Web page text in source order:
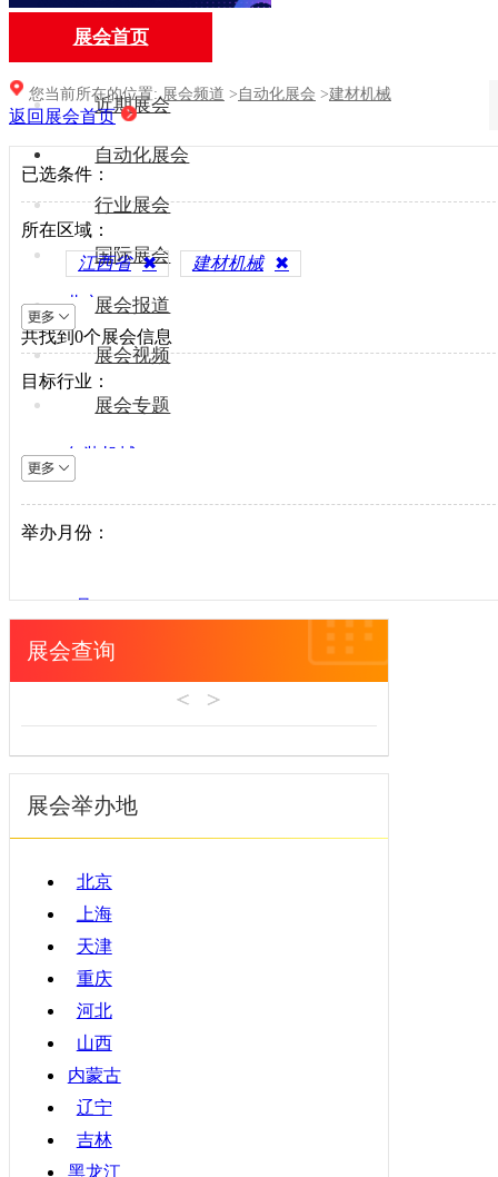
展会首页
近期展会
自动化展会
行业展会
国际展会
展会报道
展会视频
展会专题
您当前所在的位置: 展会频道 > 自动化展会 >建材机械
返回展会首页
已选条件：
江西省 ✖ 建材机械 ✖
共找到0个展会信息
所在区域：
北京
上海
天津
重庆
山西
内蒙古
辽宁
黑龙江
江苏
江西
山东
河南
湖北
湖南
广东
广西
海南
四川
贵州
云南
西藏
陕西
目标行业：
包装机械
电梯设备
电子制造
供水处理
轨道交通
机床工具
建材机械
暖通空调
汽车制造
橡塑机械
烟草机械
医疗设备
印刷机械
举办月份：
1月
2月
6月
7月
8月
9月
10月
11月
12月
展会查询
展会举办地
北京
上海
天津
重庆
河北
山西
内蒙古
辽宁
吉林
黑龙江